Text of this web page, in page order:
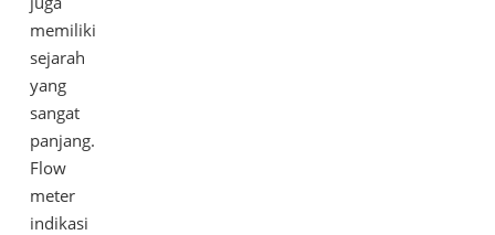
memiliki
sejarah
yang
sangat
panjang.
Flow
meter
indikasi